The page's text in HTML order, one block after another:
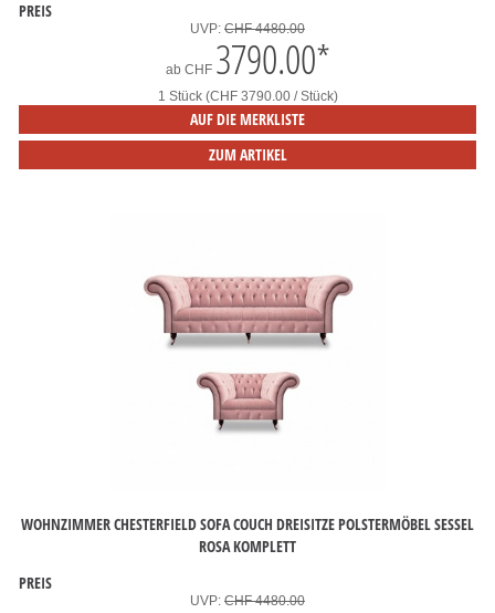
PREIS
UVP: CHF 4480.00
ab CHF 3790.00*
1 Stück (CHF 3790.00 / Stück)
AUF DIE MERKLISTE
ZUM ARTIKEL
WOHNZIMMER CHESTERFIELD SOFA COUCH DREISITZE POLSTERMÖBEL SESSEL
ROSA KOMPLETT
PREIS
UVP: CHF 4480.00